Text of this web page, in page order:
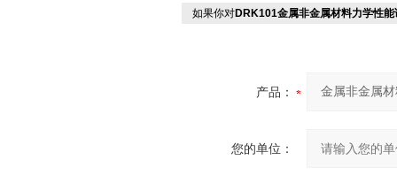
如果你对DRK101金属非金属材料力学性能
产品：
您的单位：